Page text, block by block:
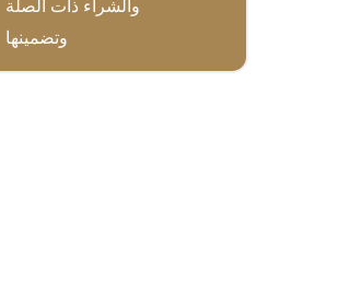
والشراء ذات الصلة
وتضمينها